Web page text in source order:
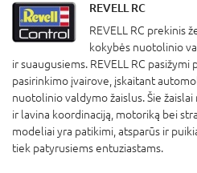
REVELL RC
REVELL RC prekinis
kokybės nuotolinio
ir suaugusiems. REVELL RC
pasirinkimo įvairove, įskaitant
nuotolinio valdymo žaislus. Šie
ir lavina koordinaciją, motoriką bei
modeliai yra patikimi, atsparūs ir
tiek patyrusiems entuziastams.